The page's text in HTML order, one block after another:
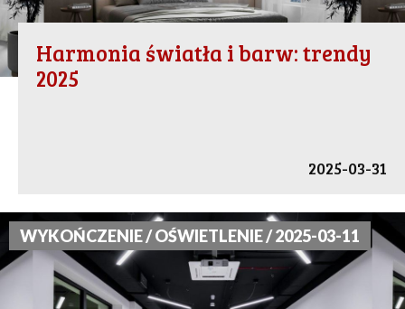
Harmonia światła i barw: trendy
2025
2025-03-31
WYKOŃCZENIE / OŚWIETLENIE / 2025-03-11